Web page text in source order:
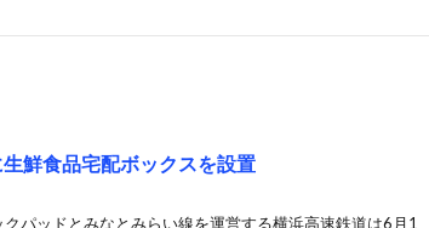
鮮食品宅配ボックスを設置
パッドとみなとみらい線を運営する横浜高速鉄道は6月1